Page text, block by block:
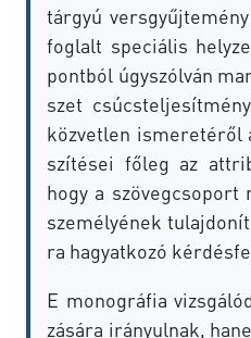
tár­gyú
fog­lalt spe­ci­á­lis
pont­ból úgy­szól­ván
szet
köz­vet­len is­me­re­té­ről
szí­té­sei fő­leg az
hogy a szö­veg­cso­port
sze­mé­lyé­nek
ra ha­gyat­ko­zó
E mo­nog­rá­fia
zá­sá­ra irá­nyul­nak,